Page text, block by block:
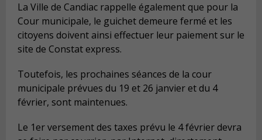
La Ville de Candiac rappelle également que pour la
Cour municipale, le guichet demeure fermé et les
citoyens doivent ainsi effectuer leur paiement sur le
site de Constat express.
Toutefois, les prochaines séances de la cour
municipale prévues du 19 et 26 janvier et du 4
février, sont maintenues.
Le 1er versement des taxes prévu le 4 février devra